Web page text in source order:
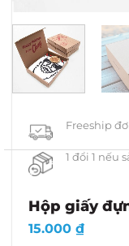
Freeship
1 đổi 1 nếu
Hộp giấy
15.000 ₫